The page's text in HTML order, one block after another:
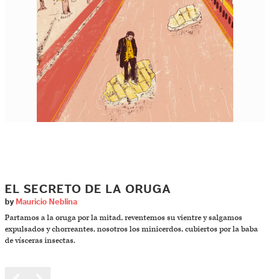
EL SECRETO DE LA ORUGA
by Mauricio Neblina
Partamos a la oruga por la mitad, reventemos su vientre y salgamos
expulsados y chorreantes, nosotros los minicerdos, cubiertos por la baba
de vísceras insectas.